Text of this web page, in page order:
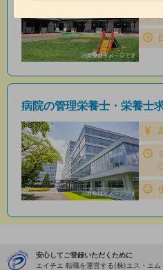
病院の管理栄養士・栄養士
安心してご登録いただくために
エイチエ 転職を運営する(株)エス・エ